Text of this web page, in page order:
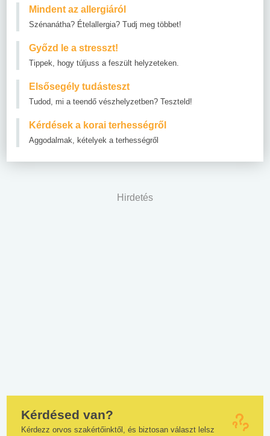
Mindent az allergiáról
Szénanátha? Ételallergia? Tudj meg többet!
Győzd le a stresszt!
Tippek, hogy túljuss a feszült helyzeteken.
Elsősegély tudásteszt
Tudod, mi a teendő vészhelyzetben? Teszteld!
Kérdések a korai terhességről
Aggodalmak, kételyek a terhességről
Hirdetés
Kérdésed van?
Kérdezz orvos szakértőinktől, és biztosan választ lelsz